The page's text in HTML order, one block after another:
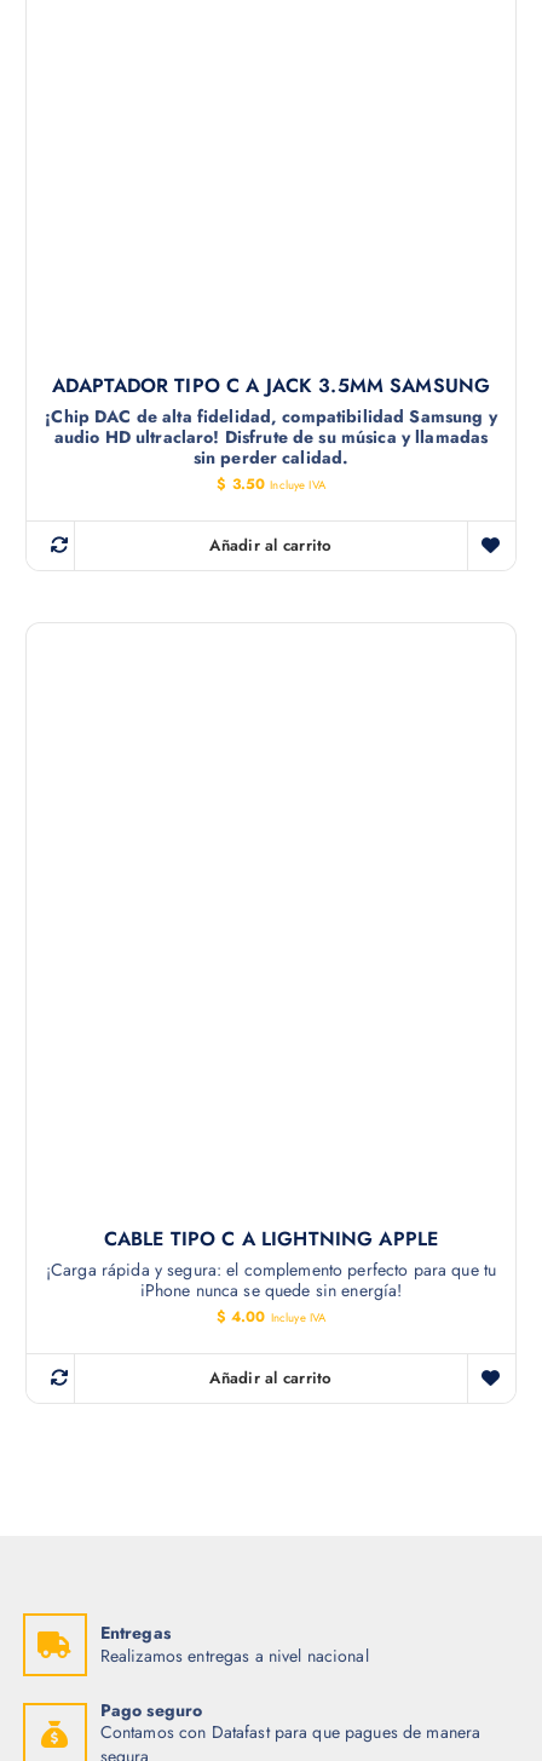
ADAPTADOR TIPO C A JACK 3.5MM SAMSUNG
¡Chip DAC de alta fidelidad, compatibilidad Samsung y
audio HD ultraclaro! Disfrute de su música y llamadas
sin perder calidad.
$ 3.50 Incluye IVA
Añadir al carrito
CABLE TIPO C A LIGHTNING APPLE
¡Carga rápida y segura: el complemento perfecto para que tu
iPhone nunca se quede sin energía!
$ 4.00 Incluye IVA
Añadir al carrito
Entregas
Realizamos entregas a nivel nacional
Pago seguro
Contamos con Datafast para que pagues de manera